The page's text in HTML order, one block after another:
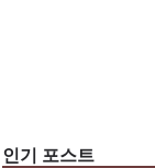
인기 포스트